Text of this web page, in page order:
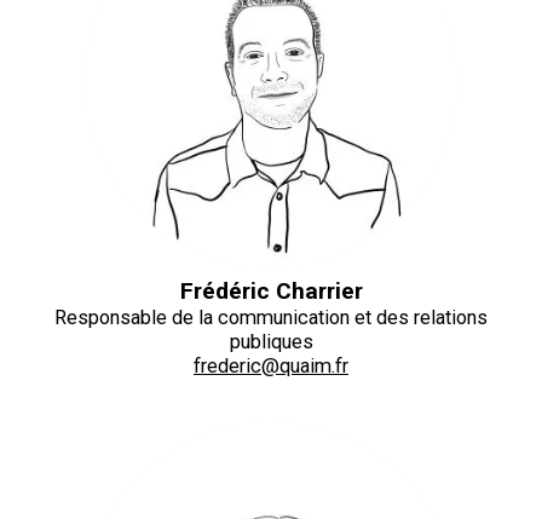
Frédéric Charrier
Responsable de la communication et des relations
publiques
frederic@quaim.fr